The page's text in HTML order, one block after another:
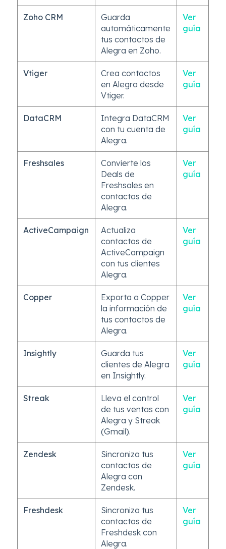
Zoho CRM
Guarda
automáticamente
tus contactos de
Alegra en Zoho.
Ver
guía
Vtiger
Crea contactos
en Alegra desde
Vtiger.
Ver
guía
DataCRM
Integra DataCRM
con tu cuenta de
Alegra.
Ver
guía
Freshsales
Convierte los
Deals de
Freshsales en
contactos de
Alegra.
Ver
guía
ActiveCampaign
Actualiza
contactos de
ActiveCampaign
con tus clientes
Alegra.
Ver
guía
Copper
Exporta a Copper
la información de
tus contactos de
Alegra.
Ver
guía
Insightly
Guarda tus
clientes de Alegra
en Insightly.
Ver
guía
Streak
Lleva el control
de tus ventas con
Alegra y Streak
(Gmail).
Ver
guía
Zendesk
Sincroniza tus
contactos de
Alegra con
Zendesk.
Ver
guía
Freshdesk
Sincroniza tus
contactos de
Freshdesk con
Alegra.
Ver
guía